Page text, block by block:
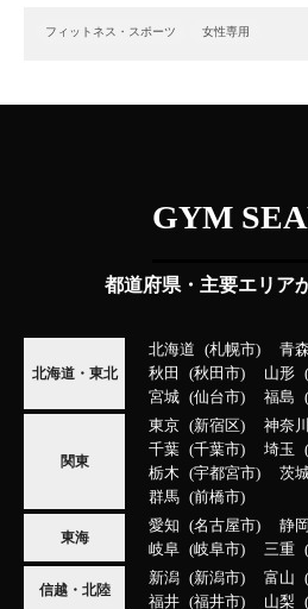
フィットネス・スポーツ 女性専用
GYM
都道府県・主要エリア
北海道・東北
北海道 札幌市 青森
秋田
秋田市 山形
宮城
仙台市 福島
関東
東京 新宿区 神奈川
千葉
千葉市 埼玉
栃木
宇都宮市 茨
群馬
前橋市
東海
愛知 名古屋市 静岡
岐阜
岐阜市 三重
信越・北陸
新潟 新潟市 富山
福井
福井市 山梨